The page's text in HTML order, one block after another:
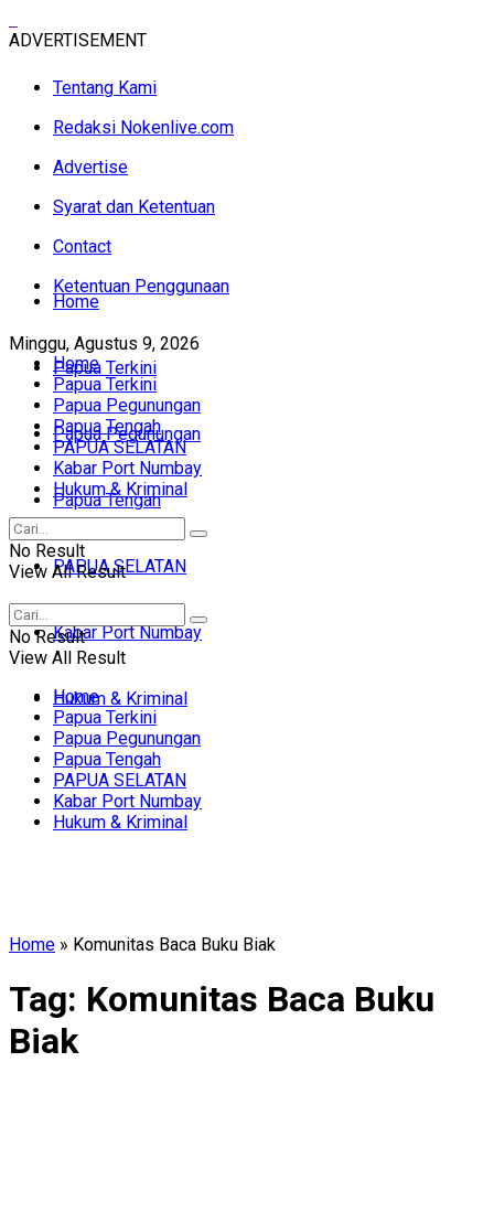
ADVERTISEMENT
Tentang Kami
Redaksi Nokenlive.com
Advertise
Syarat dan Ketentuan
Contact
Ketentuan Penggunaan
Minggu, Agustus 9, 2026
Home
Papua Terkini
Papua Pegunungan
Papua Tengah
PAPUA SELATAN
Kabar Port Numbay
Hukum & Kriminal
Home
Papua Terkini
Papua Pegunungan
Papua Tengah
PAPUA SELATAN
Kabar Port Numbay
Hukum & Kriminal
No Result
View All Result
No Result
View All Result
Home
Papua Terkini
Papua Pegunungan
Papua Tengah
PAPUA SELATAN
Kabar Port Numbay
Hukum & Kriminal
Home » Komunitas Baca Buku Biak
Tag: Komunitas Baca Buku
Biak